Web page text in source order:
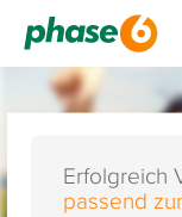
Erfolgreich
passend